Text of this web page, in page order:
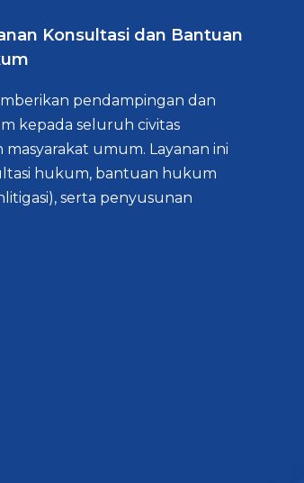
Konsultasi dan Bantuan
pendampingan dan
kepada seluruh civitas
masyarakat umum. Layanan ini
hukum, bantuan hukum
serta penyusunan